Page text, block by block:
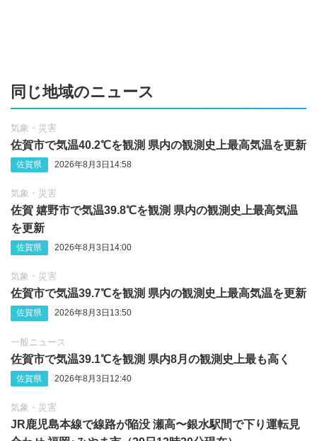
同じ地域のニュース
気象・災害
佐賀市で気温40.2℃を観測 県内の観測史上最高気温を更新
佐賀県 2026年8月3日14:58
気象・災害
佐賀 嬉野市で気温39.8℃を観測 県内の観測史上最高気温
を更新
佐賀県 2026年8月3日14:00
気象・災害
佐賀市で気温39.7℃を観測 県内の観測史上最高気温を更新
佐賀県 2026年8月3日13:50
一般ニュース
佐賀市で気温39.1℃を観測 県内8月の観測史上最も高く
佐賀県 2026年8月3日12:40
気象・災害
JR鹿児島本線で線路が陥没 瀬高〜銀水駅間で下り運転見